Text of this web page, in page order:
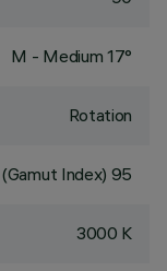
M - Medium 17°
Rotation
Index) 95
3000 K